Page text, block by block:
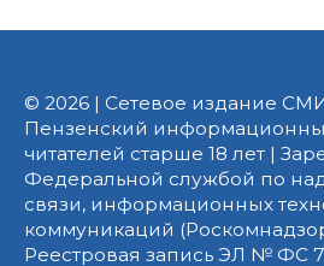
© 2026 | Сетевое издание
Пензенский
читателей старше 18 лет |
Федеральной службой по
связи, информационных
коммуникаций
Реестровая запись ЭЛ № ФС